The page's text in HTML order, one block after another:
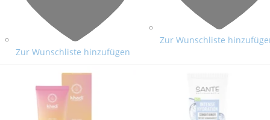
Zur Wunschliste hinzufügen
Zur Wunschliste